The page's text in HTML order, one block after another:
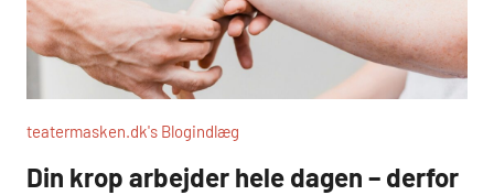
teatermasken.dk's Blogindlæg
Din krop arbejder hele dagen – derfor